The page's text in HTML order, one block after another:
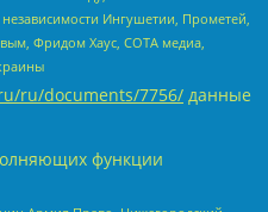
Ингушетии, Прометей,
Фридом Хаус, СОТА медиа,
ru/documents/7756/ данные
функции